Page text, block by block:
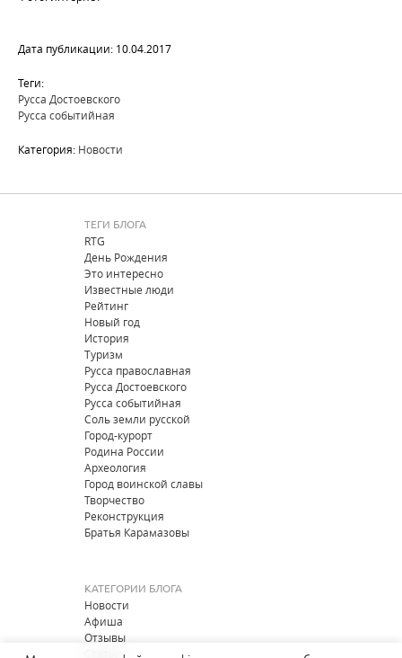
Дата публикации: 10.04.2017
Теги:
Русса Достоевского
Русса событийная
Категория: Новости
ТЕГИ БЛОГА
RTG
День Рождения
Это интересно
Известные люди
Рейтинг
Новый год
История
Туризм
Русса православная
Русса Достоевского
Русса событийная
Соль земли русской
Город-курорт
Родина России
Археология
Город воинской славы
Творчество
Реконструкция
Братья Карамазовы
КАТЕГОРИИ БЛОГА
Новости
Афиша
Отзывы